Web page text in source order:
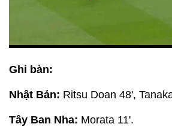
Ghi bàn:
Nhật Bản: Ritsu Doan 48',
Tây Ban Nha: Morata 11'.